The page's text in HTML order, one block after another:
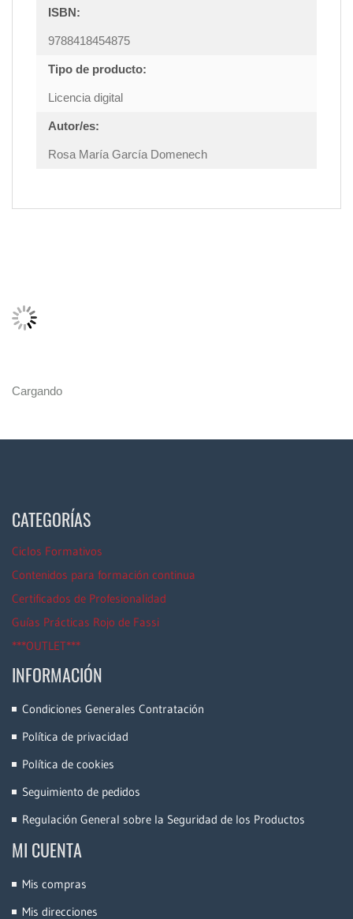
ISBN:
9788418454875
Tipo de producto:
Licencia digital
Autor/es:
Rosa María García Domenech
Cargando
CATEGORÍAS
Ciclos Formativos
Contenidos para formación continua
Certificados de Profesionalidad
Guías Prácticas Rojo de Fassi
***OUTLET***
INFORMACIÓN
Condiciones Generales Contratación
Política de privacidad
Política de cookies
Seguimiento de pedidos
Regulación General sobre la Seguridad de los Productos
MI CUENTA
Mis compras
Mis direcciones